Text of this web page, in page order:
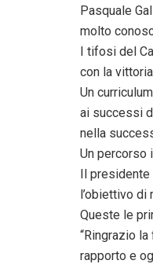
Pasquale
molto
I tifosi del
con la
Un
ai successi
nella
Un percorso
Il presidente
l’obiettivo
Queste le
“Ringrazio
rapporto e